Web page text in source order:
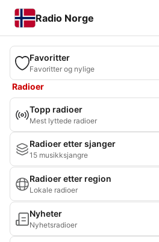
Radio Norge
Favoritter
Favoritter og nylige
Radioer
Topp radioer
Mest lyttede radioer
Radioer etter sjanger
15 musikksjangre
Radioer etter region
Lokale radioer
Nyheter
Nyhetsradioer